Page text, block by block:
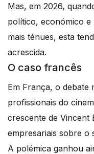
Mas, em 2026,
político, económico e
mais ténues, esta
acrescida.
O caso francês
Em França, o debate
profissionais do
crescente de Vincent
empresariais sobre o
A polémica ganhou